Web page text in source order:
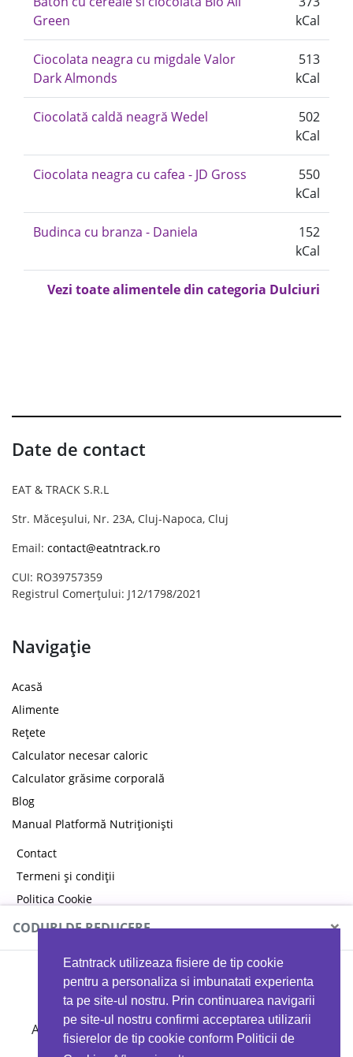
Eatntrack utilizeaza fisiere de tip cookie
pentru a personaliza si imbunatati experienta
ta pe site-ul nostru. Prin continuarea navigarii
pe site-ul nostru confirmi acceptarea utilizarii
fisierelor de tip cookie conform Politicii de
Green
kCal
Ciocolata neagra cu migdale Valor
Dark Almonds
513
kCal
Ciocolată caldă neagră Wedel
502
kCal
Ciocolata neagra cu cafea - JD Gross
550
kCal
Budinca cu branza - Daniela
152
kCal
Vezi toate alimentele din categoria Dulciuri
Date de contact
EAT & TRACK S.R.L
Str. Măceșului, Nr. 23A, Cluj-Napoca, Cluj
Email: contact@eatntrack.ro
CUI: RO39757359
Registrul Comerțului: J12/1798/2021
Navigație
Acasă
Alimente
Rețete
Calculator necesar caloric
Calculator grăsime corporală
Blog
Manual Platformă Nutriționiști
Contact
Termeni și condiții
Politica Cookie
Politica de confidențialitate
CODURI DE REDUCERE ×
MYPROTEIN
Ai 40%reducere la orice comandă folosind codul
EATTRACK